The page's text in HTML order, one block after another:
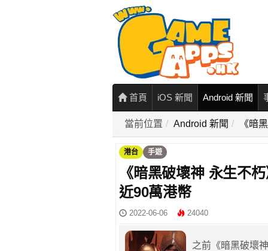
首頁 iOS 新聞 Android 新聞
當前位置 Android 新聞 《暗
港台 手遊
《暗黑破壞神 永生不
近90萬港幣
2022-06-06 24040
之前《暗黑破壞